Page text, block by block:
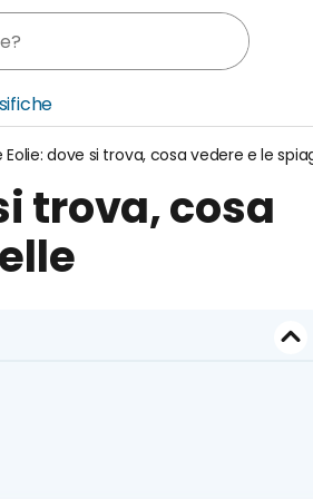
Eolie: dove si trova, cosa vedere e le
trova, cosa